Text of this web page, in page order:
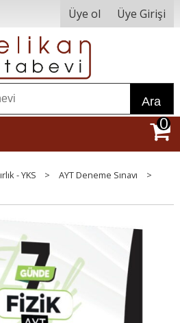
Üye ol Üye Girişi
Ara
0
- YKS > AYT Deneme Sınavı
>